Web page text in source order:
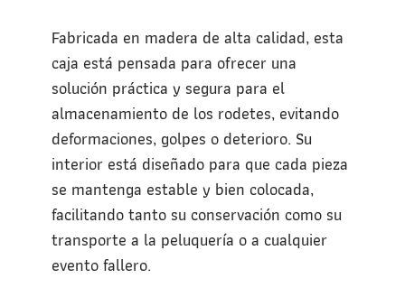
Fabricada en madera de alta calidad, esta
caja está pensada para ofrecer una
solución práctica y segura para el
almacenamiento de los rodetes, evitando
deformaciones, golpes o deterioro. Su
interior está diseñado para que cada pieza
se mantenga estable y bien colocada,
facilitando tanto su conservación como su
transporte a la peluquería o a cualquier
evento fallero.